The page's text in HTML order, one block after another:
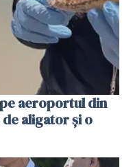
aeroportul din
aligator și o